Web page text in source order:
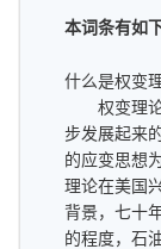
本词条有如
什么是权变
权变理论
步发展起来
的应变思想
理论在美国
背景，七十
的程度，石